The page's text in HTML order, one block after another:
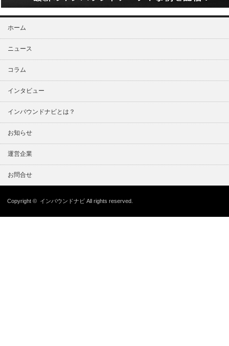
ホーム
ニュース
コラム
インタビュー
インバウンドナビとは？
お知らせ
運営企業
お問合せ
Copyright © インバウンドナビ All rights reserved.